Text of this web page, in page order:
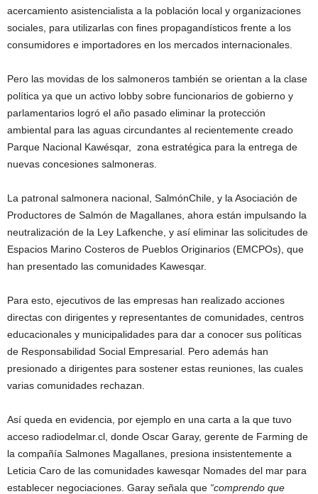
acercamiento asistencialista a la población local y organizaciones
sociales, para utilizarlas con fines propagandísticos frente a los
consumidores e importadores en los mercados internacionales.
Pero las movidas de los salmoneros también se orientan a la clase
política ya que un activo lobby sobre funcionarios de gobierno y
parlamentarios logró el año pasado eliminar la protección
ambiental para las aguas circundantes al recientemente creado
Parque Nacional Kawésqar, zona estratégica para la entrega de
nuevas concesiones salmoneras.
La patronal salmonera nacional, SalmónChile, y la Asociación de
Productores de Salmón de Magallanes, ahora están impulsando la
neutralización de la Ley Lafkenche, y así eliminar las solicitudes de
Espacios Marino Costeros de Pueblos Originarios (EMCPOs), que
han presentado las comunidades Kawesqar.
Para esto, ejecutivos de las empresas han realizado acciones
directas con dirigentes y representantes de comunidades, centros
educacionales y municipalidades para dar a conocer sus políticas
de Responsabilidad Social Empresarial. Pero además han
presionado a dirigentes para sostener estas reuniones, las cuales
varias comunidades rechazan.
Así queda en evidencia, por ejemplo en una carta a la que tuvo
acceso radiodelmar.cl, donde Oscar Garay, gerente de Farming de
la compañía Salmones Magallanes, presiona insistentemente a
Leticia Caro de las comunidades kawesqar Nomades del mar para
establecer negociaciones. Garay señala que “comprendo que